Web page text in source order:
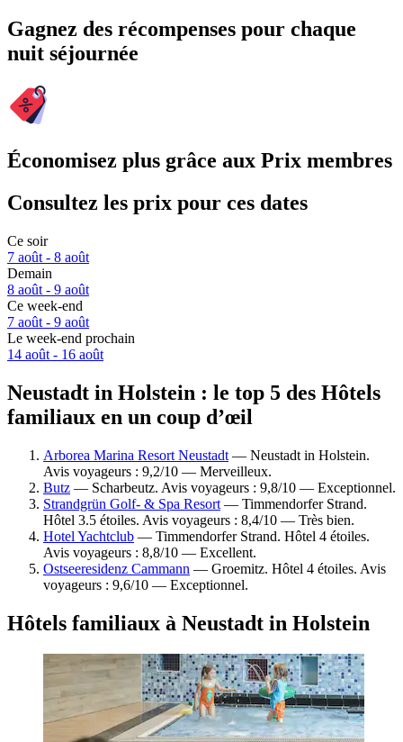
Gagnez des récompenses pour chaque
nuit séjournée
Économisez plus grâce aux Prix membres
Consultez les prix pour ces dates
Ce soir
7 août - 8 août
Demain
8 août - 9 août
Ce week-end
7 août - 9 août
Le week-end prochain
14 août - 16 août
Neustadt in Holstein : le top 5 des Hôtels
familiaux en un coup d’œil
Arborea Marina Resort Neustadt — Neustadt in Holstein.
Avis voyageurs : 9,2/10 — Merveilleux.
Butz — Scharbeutz. Avis voyageurs : 9,8/10 — Exceptionnel.
Strandgrün Golf- & Spa Resort — Timmendorfer Strand.
Hôtel 3.5 étoiles. Avis voyageurs : 8,4/10 — Très bien.
Hotel Yachtclub — Timmendorfer Strand. Hôtel 4 étoiles.
Avis voyageurs : 8,8/10 — Excellent.
Ostseeresidenz Cammann — Groemitz. Hôtel 4 étoiles. Avis
voyageurs : 9,6/10 — Exceptionnel.
Hôtels familiaux à Neustadt in Holstein